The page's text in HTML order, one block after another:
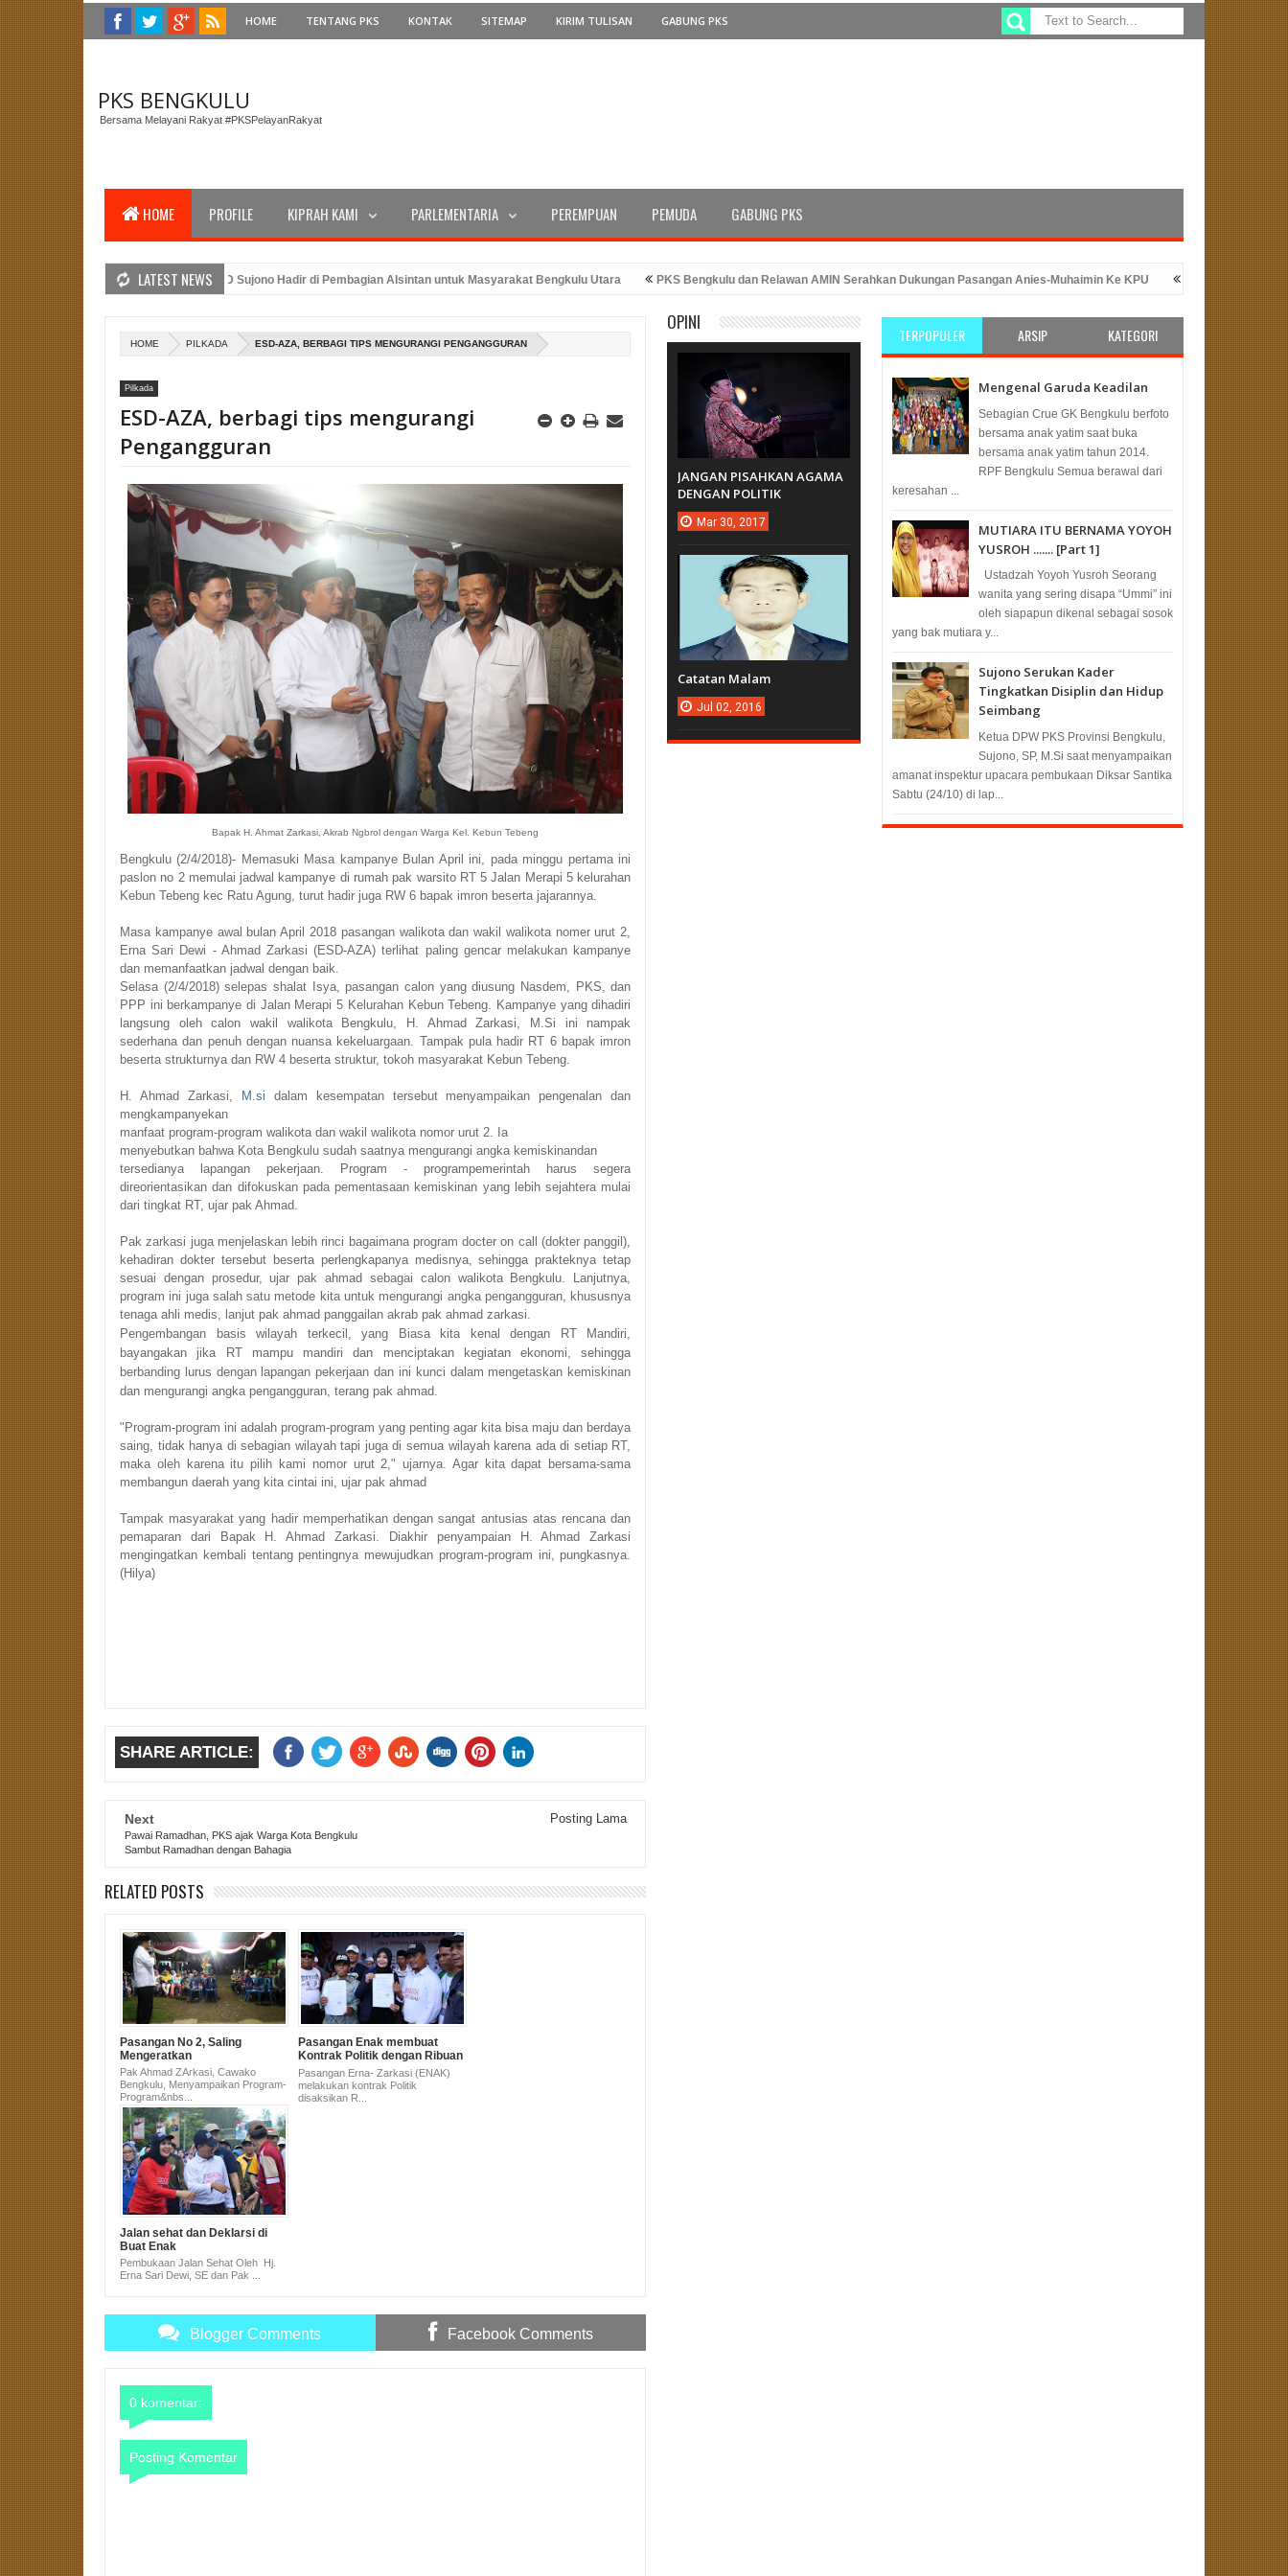
HOME TENTANG PKS KONTAK SITEMAP KIRIM TULISAN GABUNG PKS
PKS BENGKULU
Bersama Melayani Rakyat #PKSPelayanRakyat
HOME PROFILE KIPRAH KAMI PARLEMENTARIA PEREMPUAN PEMUDA GABUNG PKS
LATEST NEWS
Gubernur Bengkulu, Anggota DPRD Sujono Hadir di Pembagian Alsintan untuk Masyarakat Bengkulu Utara PKS Bengkulu dan Relawan AMIN Serahkan Dukungan Pasangan Anies-Muhaimin Ke KPU Sefty Yuslinah Wakil
PKS Bengkulu dan Amanat Presiden PKS Dalam Peringatan Upacara HUT RI Ke-78 Tahun 2023 PKS Bengkulu: Solusi
Caleg PKS Benteng: Merancang Strategi Pemenangan Pemilu dengan Kehadiran Bang Hans
HOME PILKADA ESD-AZA, BERBAGI TIPS MENGURANGI PENGANGGURAN
Pilkada
ESD-AZA, berbagi tips mengurangi
Pengangguran
Bapak H. Ahmat Zarkasi, Akrab Ngbrol dengan Warga Kel. Kebun Tebeng
Bengkulu (2/4/2018)- Memasuki Masa kampanye Bulan April ini, pada minggu pertama ini
paslon no 2 memulai jadwal kampanye di rumah pak warsito RT 5 Jalan Merapi 5 kelurahan
Kebun Tebeng kec Ratu Agung, turut hadir juga RW 6 bapak imron beserta jajarannya.
Masa kampanye awal bulan April 2018 pasangan walikota dan wakil walikota nomer urut 2,
Erna Sari Dewi - Ahmad Zarkasi (ESD-AZA) terlihat paling gencar melakukan kampanye
dan memanfaatkan jadwal dengan baik.
Selasa (2/4/2018) selepas shalat Isya, pasangan calon yang diusung Nasdem, PKS, dan
PPP ini berkampanye di Jalan Merapi 5 Kelurahan Kebun Tebeng. Kampanye yang dihadiri
langsung oleh calon wakil walikota Bengkulu, H. Ahmad Zarkasi, M.Si ini nampak
sederhana dan penuh dengan nuansa kekeluargaan. Tampak pula hadir RT 6 bapak imron
beserta strukturnya dan RW 4 beserta struktur, tokoh masyarakat Kebun Tebeng.
H. Ahmad Zarkasi, M.si dalam kesempatan tersebut menyampaikan pengenalan dan
mengkampanyekan
manfaat program-program walikota dan wakil walikota nomor urut 2. Ia
menyebutkan bahwa Kota Bengkulu sudah saatnya mengurangi angka kemiskinandan
tersedianya lapangan pekerjaan.
Program - programpemerintah harus segera
direorientasikan dan difokuskan pada pementasaan kemiskinan yang lebih sejahtera mulai
dari tingkat RT, ujar pak Ahmad.
Pak zarkasi juga menjelaskan lebih rinci bagaimana program docter on call (dokter panggil),
kehadiran dokter tersebut beserta perlengkapanya medisnya, sehingga prakteknya tetap
sesuai dengan prosedur, ujar pak ahmad sebagai calon walikota Bengkulu. Lanjutnya,
program ini juga salah satu metode kita untuk mengurangi angka pengangguran, khususnya
tenaga ahli medis, lanjut pak ahmad panggailan akrab pak ahmad zarkasi.
Pengembangan basis wilayah terkecil, yang Biasa kita kenal dengan RT Mandiri,
bayangakan jika RT mampu mandiri dan menciptakan kegiatan ekonomi, sehingga
berbanding lurus dengan lapangan pekerjaan dan ini kunci dalam mengetaskan kemiskinan
dan mengurangi angka pengangguran, terang pak ahmad.
"Program-program ini adalah program-program yang penting agar kita bisa maju dan berdaya
saing, tidak hanya di sebagian wilayah tapi juga di semua wilayah karena ada di setiap RT,
maka oleh karena itu pilih kami nomor urut 2," ujarnya. Agar kita dapat bersama-sama
membangun daerah yang kita cintai ini, ujar pak ahmad
Tampak masyarakat yang hadir memperhatikan dengan sangat antusias atas rencana dan
pemaparan dari Bapak H. Ahmad Zarkasi. Diakhir penyampaian H. Ahmad Zarkasi
mengingatkan kembali tentang pentingnya mewujudkan program-program ini, pungkasnya.
(Hilya)
SHARE ARTICLE:
Next
Pawai Ramadhan, PKS ajak Warga Kota Bengkulu
Sambut Ramadhan dengan Bahagia
Posting Lama
RELATED POSTS
Pasangan No 2, Saling
Mengeratkan
Pak Ahmad ZArkasi, Cawako
Bengkulu, Menyampaikan Program-
Program&nbs...
Pasangan Enak membuat
Kontrak Politik dengan Ribuan
Masyarakat Kota Bengkulu
Pasangan Erna- Zarkasi (ENAK)
melakukan kontrak Politik
disaksikan R...
Jalan sehat dan Deklarsi di
Buat Enak
Pembukaan Jalan Sehat Oleh Hj.
Erna Sari Dewi, SE dan Pak ...
Blogger Comments Facebook Comments
0 komentar:
Posting Komentar
TERPOPULER ARSIP KATEGORI
Mengenal Garuda Keadilan
Sebagian Crue GK Bengkulu berfoto
bersama anak yatim saat buka
bersama anak yatim tahun 2014.
RPF Bengkulu Semua berawal dari
keresahan ...
MUTIARA ITU BERNAMA YOYOH
YUSROH ....... [Part 1]
Ustadzah Yoyoh Yusroh Seorang
wanita yang sering disapa “Ummi” ini
oleh siapapun dikenal sebagai sosok
yang bak mutiara y...
Sujono Serukan Kader
Tingkatkan Disiplin dan Hidup
Seimbang
Ketua DPW PKS Provinsi Bengkulu,
Sujono, SP, M.Si saat menyampaikan
amanat inspektur upacara pembukaan Diksar Santika
Sabtu (24/10) di lap...
OPINI
JANGAN PISAHKAN AGAMA
DENGAN POLITIK
Mar 30, 2017
Catatan Malam
Jul 02, 2016